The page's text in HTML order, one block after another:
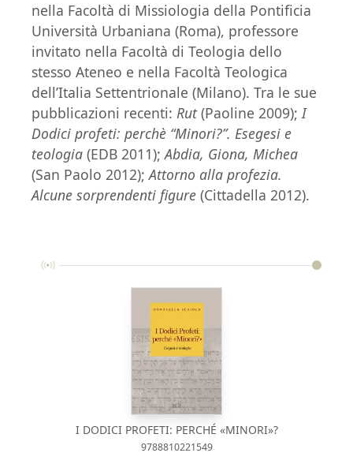
nella Facoltà di Missiologia della Pontificia
Università Urbaniana (Roma), professore
invitato nella Facoltà di Teologia dello
stesso Ateneo e nella Facoltà Teologica
dell’Italia Settentrionale (Milano). Tra le sue
pubblicazioni recenti: Rut(Paoline 2009);I
Dodici profeti: perchè “Minori?”. Esegesi e
teologia (EDB 2011);Abdia, Giona, Michea
(San Paolo 2012);Attorno alla profezia.
Alcune sorprendenti figure (Cittadella 2012).
I DODICI PROFETI: PERCHÉ «MINORI»?
9788810221549